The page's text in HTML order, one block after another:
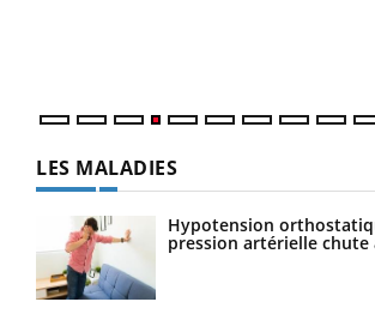
LES MALADIES
Hypotension
pression artérielle chute